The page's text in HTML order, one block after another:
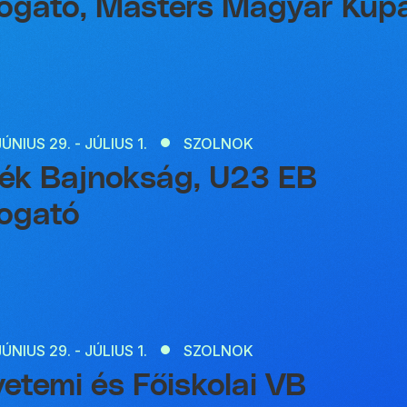
Masters Magyar
29. - JÚLIUS 1. SZOLNOK
Bajnokság, U23 EB
29. - JÚLIUS 1. SZOLNOK
és Főiskolai VB